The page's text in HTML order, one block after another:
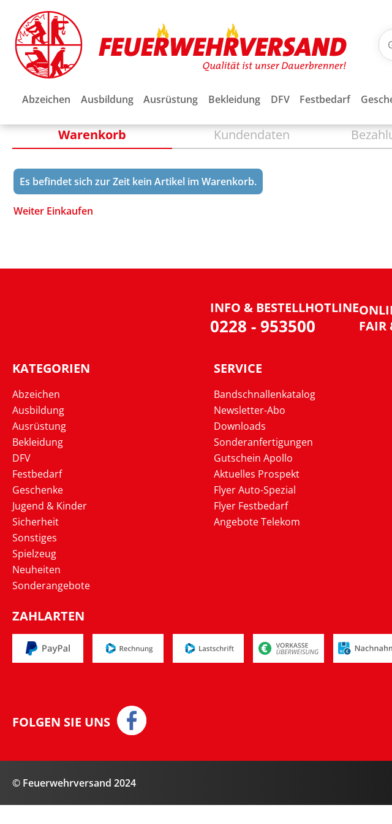
Abzeichen Ausbildung Ausrüstung Bekleidung DFV Festbedarf
Warenkorb Kundendaten
Es befindet sich zur Zeit kein Artikel im Warenkorb.
Weiter Einkaufen
INFO & BESTELLHOTLINE
0228 - 953500
FAIR
KATEGORIEN
Abzeichen
Ausbildung
Ausrüstung
Bekleidung
DFV
Festbedarf
Geschenke
Jugend & Kinder
Sicherheit
Sonstiges
Spielzeug
Neuheiten
Sonderangebote
SERVICE
Bandschnallenkatalog
Newsletter-Abo
Downloads
Sonderanfertigungen
Gutschein Apollo
Aktuelles Prospekt
Flyer Auto-Spezial
Flyer Festbedarf
Angebote Telekom
ZAHLARTEN
FOLGEN SIE UNS
© Feuerwehrversand 2024